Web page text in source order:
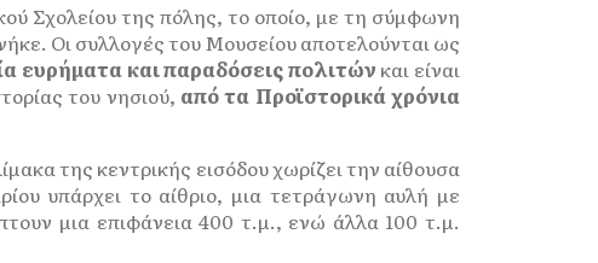
Σχολείου της πόλης, το οποίο, με τη σύμφωνη
Οι συλλογές του Μουσείου αποτελούνται ως
ευρήματα και παραδόσειςπολιτών και είναι
του νησιού, από τα Προϊστορικά χρόνια
της κεντρικής εισόδου χωρίζει την αίθουσα
υπάρχει το αίθριο, μια τετράγωνη αυλή με
μια επιφάνεια 400 τ.μ., ενώ άλλα 100 τ.μ.